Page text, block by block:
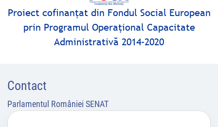
Proiect cofinanţat din Fondul Social European
prin Programul Operaţional Capacitate
Administrativă 2014-2020
Contact
Parlamentul României SENAT